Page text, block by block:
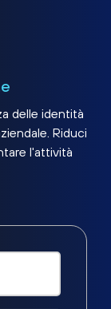
delle identità
Riduci
l'attività